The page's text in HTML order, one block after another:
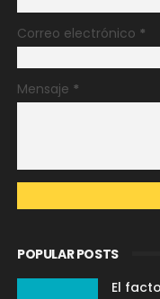
Correo electrónico *
Mensaje *
POPULAR POSTS
El